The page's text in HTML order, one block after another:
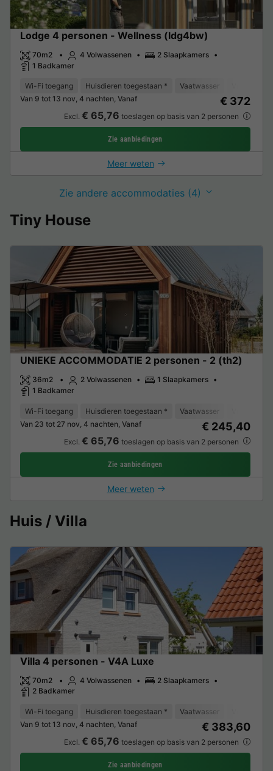
Lodge 4 personen - Wellness (ldg4bw)
70m2 4 Volwassenen
2 Slaapkamers
1 Badkamer
Wi-Fi toegang Huisdieren toegestaan * Vaatwasser
Van 9 tot 13 nov, 4 nachten, Vanaf
€ 372
Excl. € 65,76 toeslagen op basis van 2 personen
Zie aanbiedingen
Meer weten
Zie andere accommodaties (4)
Tiny House
UNIEKE ACCOMMODATIE 2 personen - 2 (th2)
36m2 2 Volwassenen
1 Slaapkamers
1 Badkamer
Wi-Fi toegang Huisdieren toegestaan * Vaatwasser
Van 23 tot 27 nov, 4 nachten, Vanaf
€ 245,40
Excl. € 65,76 toeslagen op basis van 2 personen
Zie aanbiedingen
Meer weten
Huis / Villa
Villa 4 personen - V4A Luxe
70m2 4 Volwassenen
2 Slaapkamers
2 Badkamer
Wi-Fi toegang Huisdieren toegestaan * Vaatwasser
Van 9 tot 13 nov, 4 nachten, Vanaf
€ 383,60
Excl. € 65,76 toeslagen op basis van 2 personen
Zie aanbiedingen